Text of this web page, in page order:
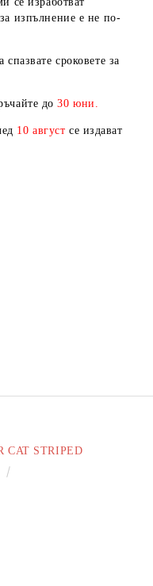
изпълнение е не по-
сроковете за
до30 юни.
10 август се издават
CAT STRIPED